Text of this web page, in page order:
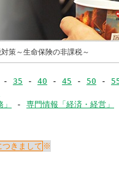
せんが、2021
らの閲覧のサ
れ入りますが、
ザ
のMicrosoft
頂くようお願
策～生命保険の非課税～
- 35 - 40 - 45 - 50 -
- 専門情報「経済・経営」
きまして ※